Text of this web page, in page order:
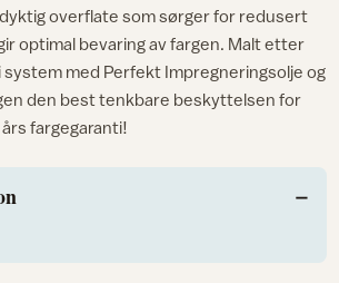
overflate som sørger for redusert
optimal bevaring av fargen. Malt etter
system med Perfekt Impregneringsolje og
den best tenkbare beskyttelsen for
fargegaranti!